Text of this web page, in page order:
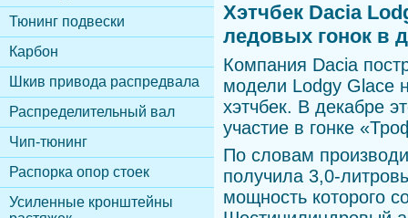
Хэтчбек Dacia
ледовых гонок в
Компания Dacia
модели Lodgy Glace
хэтчбек. В декабре
участие в гонке
По словам
получила 3,0-
мощность которого
Тюнинг подвески
Карбон
Шкив привода распредвала
Распределительный вал
Чип-тюнинг
Распорка опор стоек
Усиленные кронштейны